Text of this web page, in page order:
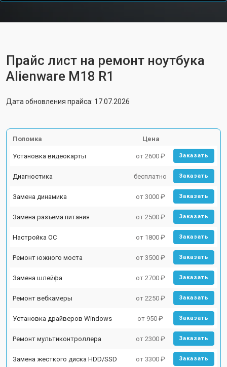
Прайс лист на ремонт ноутбука
Alienware M18 R1
Дата обновления прайса: 17.07.2026
Поломка Цена
Установка видеокарты от 2600 ₽ Заказать
Диагностика бесплатно Заказать
Замена динамика от 3000 ₽ Заказать
Замена разъема питания от 2500 ₽ Заказать
Настройка ОС от 1800 ₽ Заказать
Ремонт южного моста от 3500 ₽ Заказать
Замена шлейфа от 2700 ₽ Заказать
Ремонт вебкамеры от 2250 ₽ Заказать
Установка драйверов Windows от 950 ₽ Заказать
Ремонт мультиконтроллера от 2300 ₽ Заказать
Замена жесткого диска HDD/SSD от 3300 ₽ Заказать